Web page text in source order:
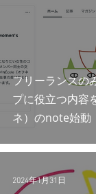
フリーランスの
プに役立つ内容
ネ）のnote始動
2024年1月31日